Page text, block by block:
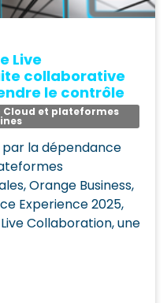
Live
collaborative
le contrôle
et plateformes
la dépendance
Orange Business,
Experience 2025,
Collaboration, une